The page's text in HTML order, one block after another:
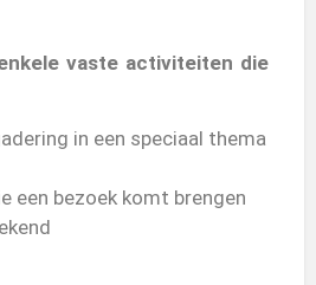
vaste activiteiten die
in een speciaal thema
een bezoek komt brengen